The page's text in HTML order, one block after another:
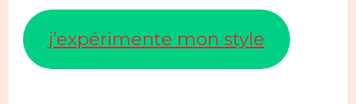
j’expérimente mon style